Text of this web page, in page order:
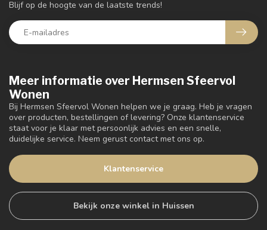
Meer informatie over Hermsen Sfeervol
Wonen
Bij Hermsen Sfeervol Wonen helpen we je graag. Heb je vragen
over producten, bestellingen of levering? Onze klantenservice
staat voor je klaar met persoonlijk advies en een snelle,
duidelijke service. Neem gerust contact met ons op.
Klantenservice
Bekijk onze winkel in Huissen
Blijf op de hoogte van de laatste trends!